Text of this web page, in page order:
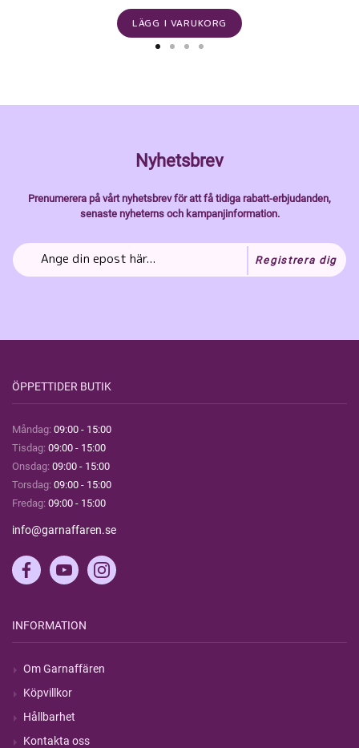
LÄGG I VARUKORG
Nyhetsbrev
Prenumerera på vårt nyhetsbrev för att få tidiga rabatt-erbjudanden,
senaste nyheterns och kampanjinformation.
Registrera dig
ÖPPETTIDER BUTIK
Måndag: 09:00 - 15:00
Tisdag: 09:00 - 15:00
Onsdag: 09:00 - 15:00
Torsdag: 09:00 - 15:00
Fredag: 09:00 - 15:00
info@garnaffaren.se
INFORMATION
Om Garnaffären
Köpvillkor
Hållbarhet
Kontakta oss